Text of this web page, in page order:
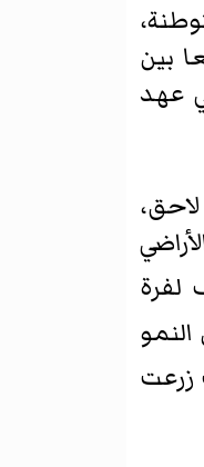
بين
عهد
لفرة
زرعت